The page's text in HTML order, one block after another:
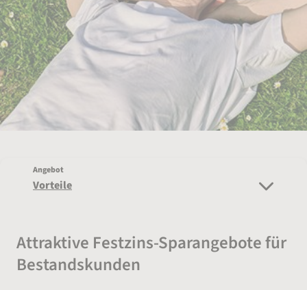
Angebot
Vorteile
Attraktive Festzins-Sparangebote für
Bestandskunden